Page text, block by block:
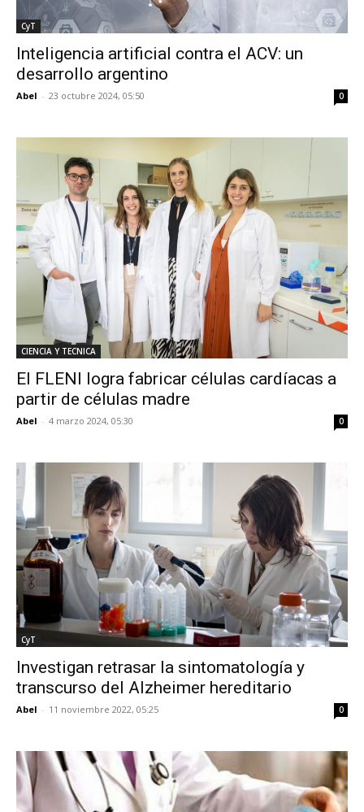
CyT
Inteligencia artificial contra el ACV: un
desarrollo argentino
Abel - 23 octubre 2024, 05:50 0
CIENCIA Y TECNICA
El FLENI logra fabricar células cardíacas a
partir de células madre
Abel - 4 marzo 2024, 05:30 0
CyT
Investigan retrasar la sintomatología y
transcurso del Alzheimer hereditario
Abel - 11 noviembre 2022, 05:25 0